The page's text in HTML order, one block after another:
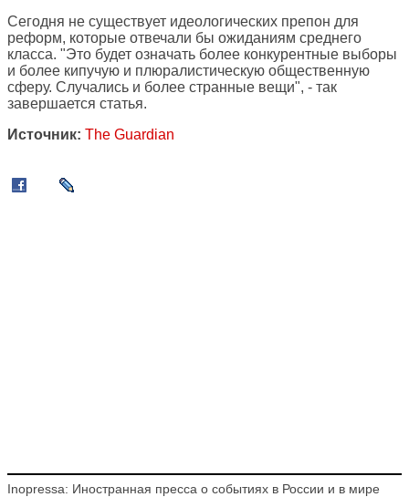
Сегодня не существует идеологических препон для
реформ, которые отвечали бы ожиданиям среднего
класса. "Это будет означать более конкурентные выборы
и более кипучую и плюралистическую общественную
сферу. Случались и более странные вещи", - так
завершается статья.
Источник: The Guardian
Inopressa: Иностранная пресса о событиях в России и в мире